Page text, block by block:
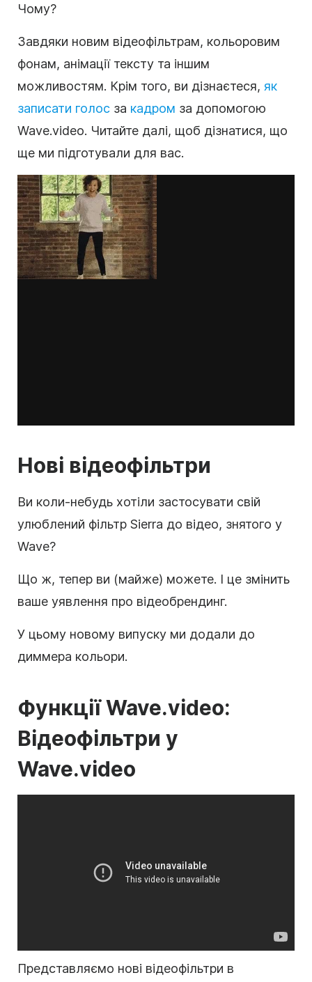
Чому?
Завдяки новим відеофільтрам, кольоровим
фонам, анімації тексту та іншим
можливостям. Крім того, ви дізнаєтеся, як
записати голос за кадром за допомогою
Wave.video. Читайте далі, щоб дізнатися, що
ще ми підготували для вас.
Нові відеофільтри
Ви коли-небудь хотіли застосувати свій
улюблений фільтр Sierra до відео, знятого у
Wave?
Що ж, тепер ви (майже) можете. І це змінить
ваше уявлення про відеобрендинг.
У цьому новому випуску ми додали до
диммера кольори.
ФункціїWave.video:
Відеофільтри у
Wave.video
Представляємо нові відеофільтри в